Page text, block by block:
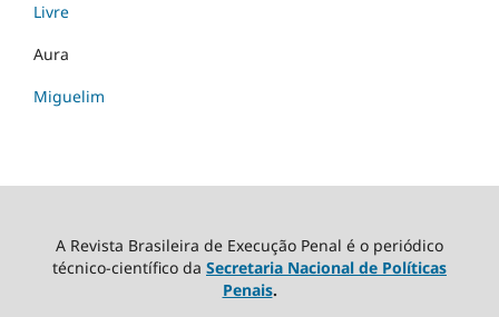
Livre
Aura
Miguelim
A Revista Brasileira de Execução Penal é o periódico
técnico-científico da Secretaria Nacional de Políticas
Penais.